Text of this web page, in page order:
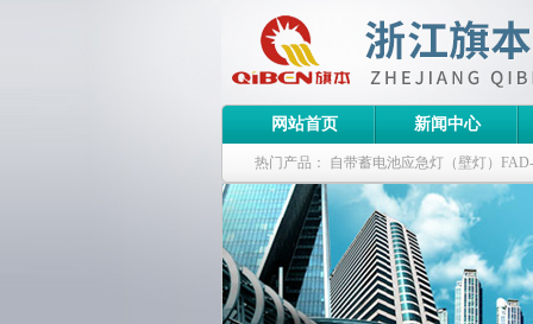
网站首页 新闻中心
热门产品： 自带蓄电池应急灯（壁灯）
栏式无极灯 G9960-W120W长寿无极工厂
防爆泛光灯